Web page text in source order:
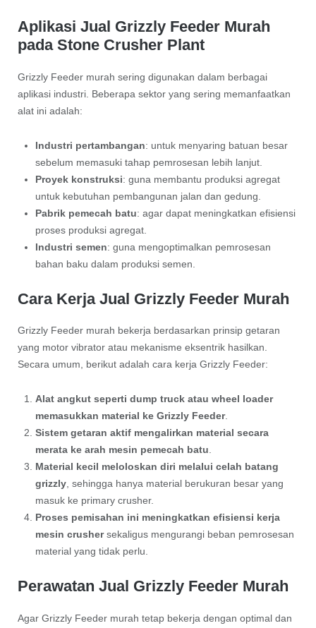
Aplikasi Jual Grizzly Feeder Murah
pada Stone Crusher Plant
Grizzly Feeder murah sering digunakan dalam berbagai
aplikasi industri. Beberapa sektor yang sering memanfaatkan
alat ini adalah:
Industri pertambangan: untuk menyaring batuan besar
sebelum memasuki tahap pemrosesan lebih lanjut.
Proyek konstruksi: guna membantu produksi agregat
untuk kebutuhan pembangunan jalan dan gedung.
Pabrik pemecah batu: agar dapat meningkatkan efisiensi
proses produksi agregat.
Industri semen: guna mengoptimalkan pemrosesan
bahan baku dalam produksi semen.
Cara Kerja Jual Grizzly Feeder Murah
Grizzly Feeder murah bekerja berdasarkan prinsip getaran
yang motor vibrator atau mekanisme eksentrik hasilkan.
Secara umum, berikut adalah cara kerja Grizzly Feeder:
Alat angkut seperti dump truck atau wheel loader
memasukkan material ke Grizzly Feeder.
Sistem getaran aktif mengalirkan material secara
merata ke arah mesin pemecah batu
Material kecil meloloskan diri melalui celah batang
grizzly, sehingga hanya material berukuran besar yang
masuk ke primary crusher.
Proses pemisahan ini meningkatkan efisiensi kerja
mesin crushersekaligus mengurangi beban pemrosesan
material yang tidak perlu.
Perawatan Jual Grizzly Feeder Murah
Agar Grizzly Feeder murah tetap bekerja dengan optimal dan